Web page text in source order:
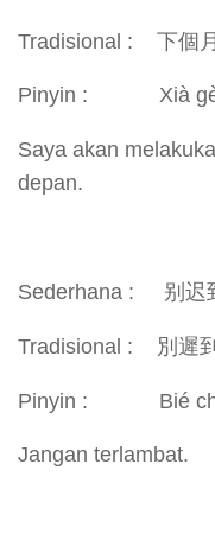
Tradisional : 下個月
Pinyin : Xià gè
Saya akan
depan.
Sederhana : 别迟
Tradisional : 別遲到
Pinyin : Bié
Jangan terlambat.